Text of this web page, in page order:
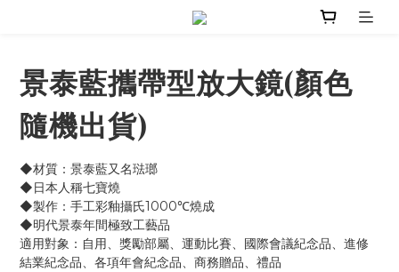
景泰藍攜帶型放大鏡(顏色
隨機出貨)
◆材質：景泰藍又名琺瑯
◆日本人稱七寶燒
◆製作：手工彩釉攝氏1000℃燒成
◆明代景泰年間極致工藝品
適用對象：自用、獎勵部屬、運動比賽、國際會議紀念品、進修
結業紀念品、各項年會紀念品、商務贈品、禮品